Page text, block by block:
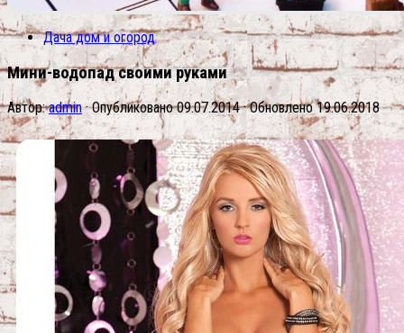
Дача дом и огород
Мини-водопад своими руками
Автор:admin · Опубликовано09.07.2014· Обновлено19.06.2018